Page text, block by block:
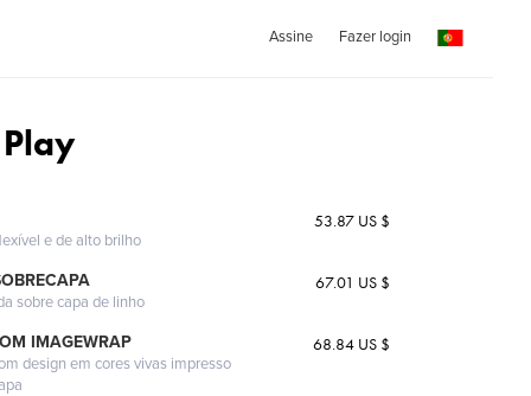
Assine Fazer login
e de alto brilho
53.87 US $
sobre capa de linho
67.01 US $
IMAGEWRAP
design em cores vivas impresso
68.84 US $